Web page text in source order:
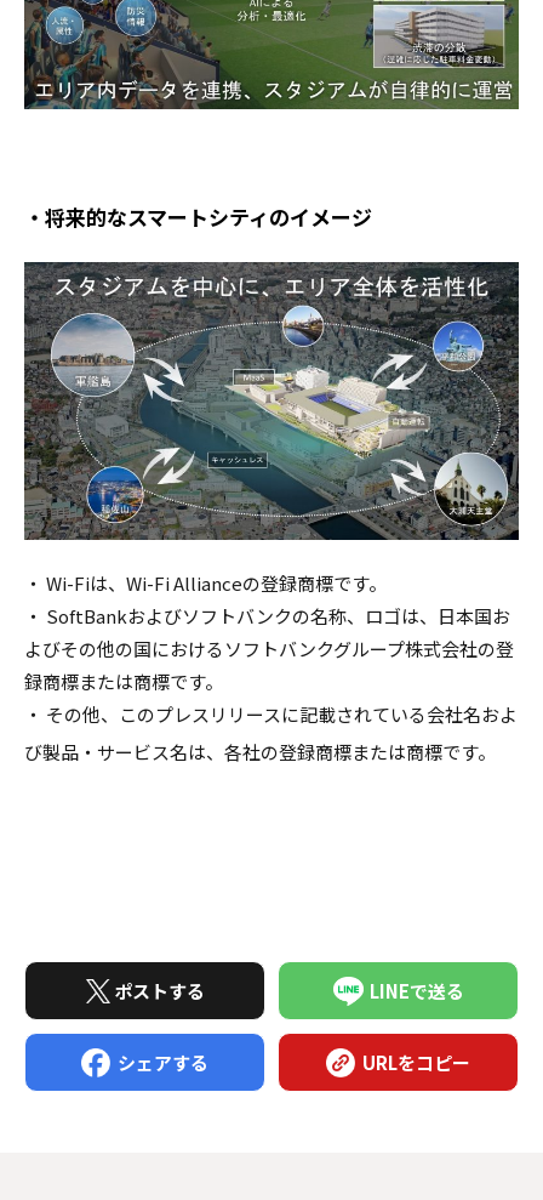
・将来的なスマートシティのイメージ
・ Wi-Fiは、Wi-Fi Allianceの登録商標です。
・ SoftBankおよびソフトバンクの名称、ロゴは、日本国お
よびその他の国におけるソフトバンクグループ株式会社の登
録商標または商標です。
・ その他、このプレスリリースに記載されている会社名およ
び製品・サービス名は、各社の登録商標または商標です。
ポストする LINEで送る
シェアする URLをコピー